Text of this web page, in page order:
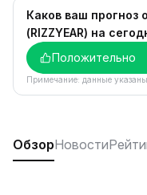
Каков ваш прогноз
(RIZZYEAR) на
Положительно
Примечание: данные
ОбзорНовости